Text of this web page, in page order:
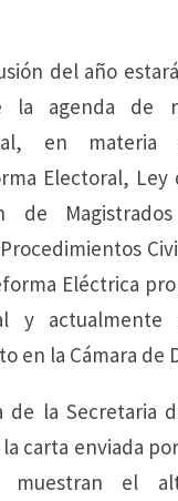
del año
la agenda de
en materia
Electoral, Ley
de
Eléctrica
y actualmente
en la Cámara de
de la Secretaria
carta enviada
muestran el